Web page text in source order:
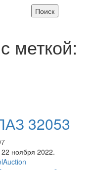
меткой:
32053
ноября 2022.